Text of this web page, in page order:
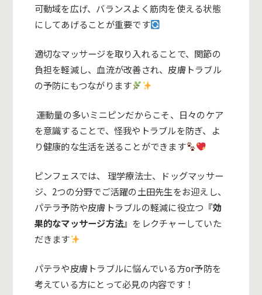
可動域を広げ、バランスよく筋肉を使える状態
にしてあげることが重要です
適切なマッサージを取り入れることで、関節の
負担を軽減し、血流が改善され、皮膚トラブル
の予防にもつながります
運動量の多いミニピンだからこそ、日々のケア
を意識することで、怪我やトラブルを防ぎ、よ
り健康的な生活を送ることができます
ピンフェスでは、 理学療法士、ドッグマッサー
ジ、2つの分野でご活躍の土田先生をお迎えし、
パテラ予防や皮膚トラブルの軽減に役立つ 『効
果的なマッサージ方法』 をレクチャーしていた
だきます
パテラや皮膚トラブルに悩んでいる方or予防を
考えている方にとって必見の内容です！